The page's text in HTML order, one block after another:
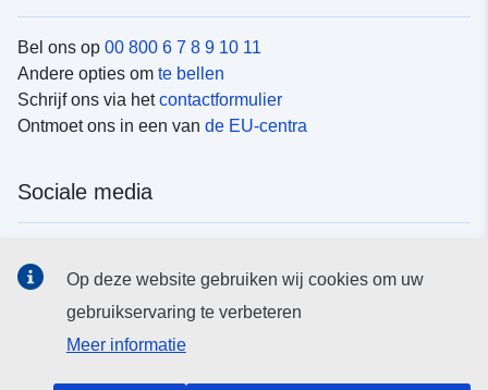
Bel ons op 00 800 6 7 8 9 10 11
Andere opties om te bellen
Schrijf ons via hetcontactformulier
Ontmoet ons in een van de EU-centra
Sociale media
EU-instellingen en -organen
Op deze website gebruiken wij cookies om uw
gebruikservaring te verbeteren
Meer informatie